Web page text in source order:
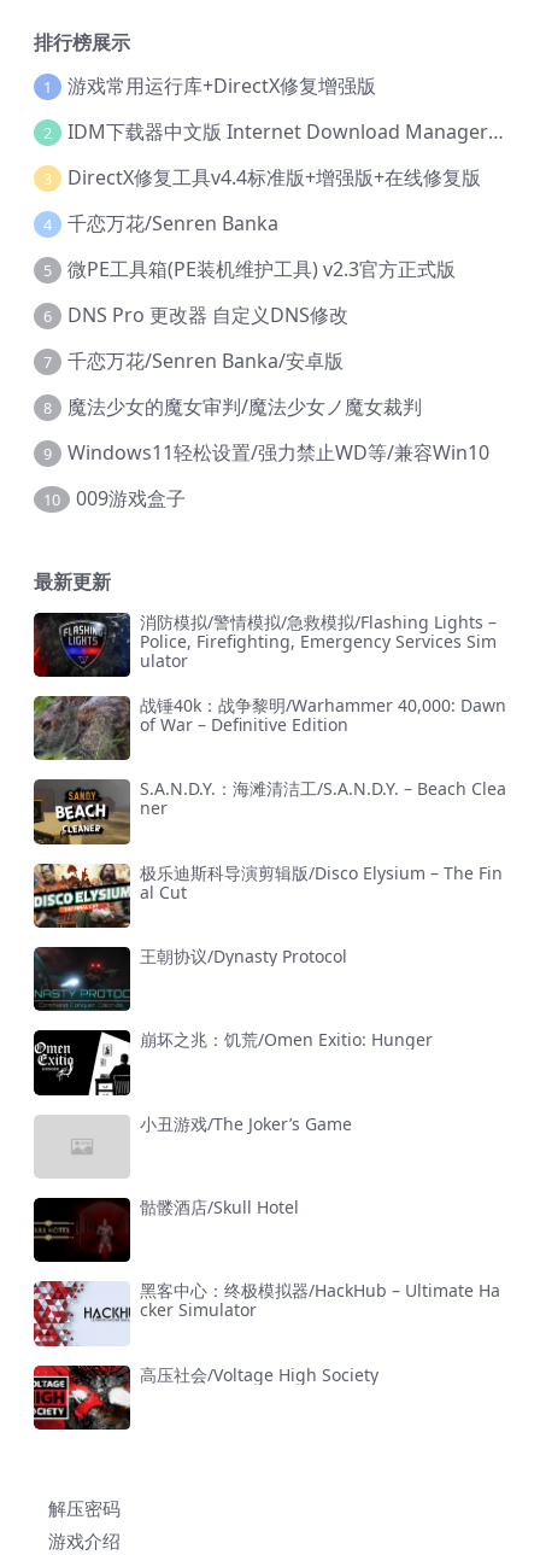
排行榜展示
1 游戏常用运行库+DirectX修复增强版
2 IDM下载器中文版 Internet Download Manager v6.42.36 IDM
3 DirectX修复工具v4.4标准版+增强版+在线修复版
4 千恋万花/Senren Banka
5 微PE工具箱(PE装机维护工具) v2.3官方正式版
6 DNS Pro 更改器 自定义DNS修改
7 千恋万花/Senren Banka/安卓版
8 魔法少女的魔女审判/魔法少女ノ魔女裁判
9 Windows11轻松设置/强力禁止WD等/兼容Win10
10 009游戏盒子
最新更新
消防模拟/警情模拟/急救模拟/Flashing Lights –
Police, Firefighting, Emergency Services Sim
ulator
战锤40k：战争黎明/Warhammer 40,000: Dawn
of War – Definitive Edition
S.A.N.D.Y.：海滩清洁工/S.A.N.D.Y. – Beach Clea
ner
极乐迪斯科导演剪辑版/Disco Elysium – The Fin
al Cut
王朝协议/Dynasty Protocol
崩坏之兆：饥荒/Omen Exitio: Hunger
小丑游戏/The Joker’s Game
骷髅酒店/Skull Hotel
黑客中心：终极模拟器/HackHub – Ultimate Ha
cker Simulator
高压社会/Voltage High Society
解压密码
游戏介绍